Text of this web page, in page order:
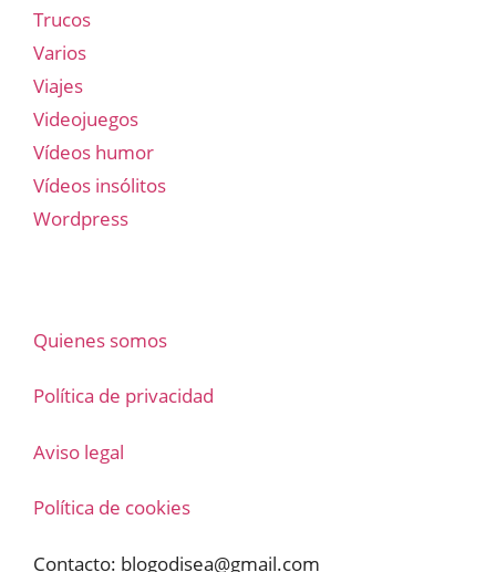
Trucos
Varios
Viajes
Videojuegos
Vídeos humor
Vídeos insólitos
Wordpress
Quienes somos
Política de privacidad
Aviso legal
Política de cookies
Contacto: blogodisea@gmail.com